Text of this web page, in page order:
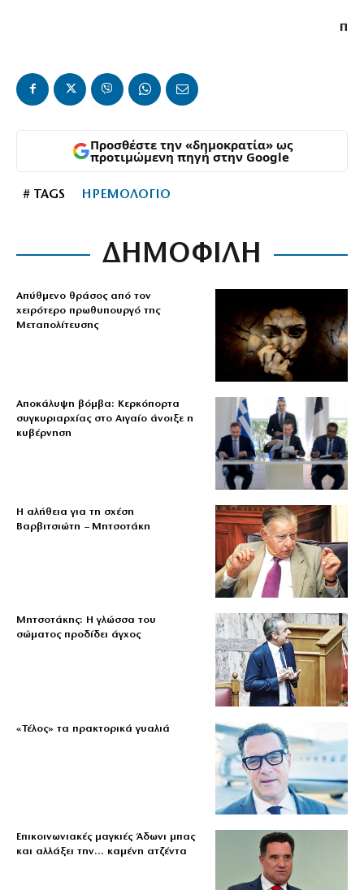
π
Προσθέστε την «δημοκρατία» ως
προτιμώμενη πηγή στην Google
# TAGS ΗΡΕΜΟΛΟΓΙΟ
ΔΗΜΟΦΙΛΗ
Απύθμενο θράσος από τον
χειρότερο πρωθυπουργό της
Μεταπολίτευσης
Αποκάλυψη βόμβα: Κερκόπορτα
συγκυριαρχίας στο Αιγαίο άνοιξε η
κυβέρνηση
Η αλήθεια για τη σχέση
Βαρβιτσιώτη – Μητσοτάκη
Μητσοτάκης: Η γλώσσα του
σώματος προδίδει άγχος
«Τέλος» τα πρακτορικά γυαλιά
Επικοινωνιακές μαγκιές Άδωνι μπας
και αλλάξει την… καμένη ατζέντα